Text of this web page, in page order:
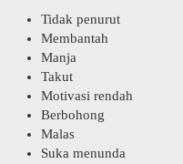
Tidak penurut
Membantah
Manja
Takut
Motivasi rendah
Berbohong
Malas
Suka menunda